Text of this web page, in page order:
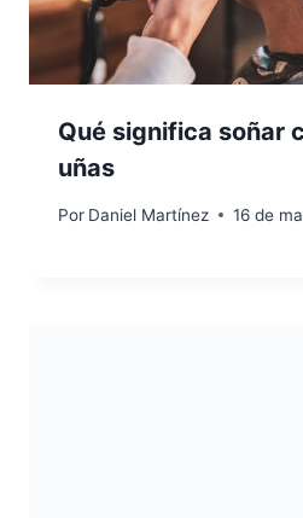
Qué significa soñar
uñas
Por Daniel Martínez 16 de